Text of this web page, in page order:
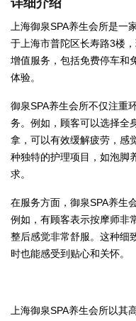
详细介绍
上海御泉SPA养生会所是
于上海市普陀区长寿路3楼
增值服务，包括免费停车和
体验。
御泉SPA养生会所不仅注重
务。例如，顾客可以选择全
拿，可以有效缓解疲劳，感
种独特的护理项目，如泡脚
求。
在服务方面，御泉SPA养生
例如，有顾客表示按摩师非
整后感觉非常舒服。这种细
时也能感受到贴心和关怀。
上海御泉SPA养生会所以